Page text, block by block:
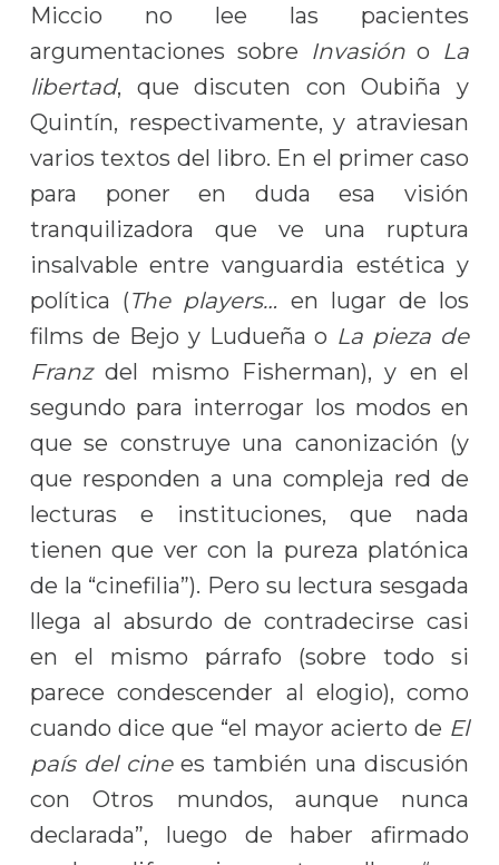
Miccio no lee las pacientes
argumentaciones sobre Invasióno La
libertad, que discuten con Oubiña y
Quintín, respectivamente, y atraviesan
varios textos del libro. En el primer caso
para poner en duda esa visión
tranquilizadora que ve una ruptura
insalvable entre vanguardia estética y
política (The players… en lugar de los
films de Bejo y Ludueña o La pieza de
Franzdel mismo Fisherman), y en el
segundo para interrogar los modos en
que se construye una canonización (y
que responden a una compleja red de
lecturas e instituciones, que nada
tienen que ver con la pureza platónica
de la “cinefilia”). Pero su lectura sesgada
llega al absurdo de contradecirse casi
en el mismo párrafo (sobre todo si
parece condescender al elogio), como
cuando dice que “el mayor acierto de El
país del cinees también una discusión
con Otros mundos, aunque nunca
declarada”, luego de haber afirmado